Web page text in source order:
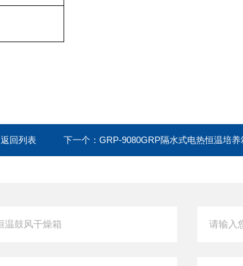
返回列表 下一个： GRP-9080GRP隔水式电热恒温培养